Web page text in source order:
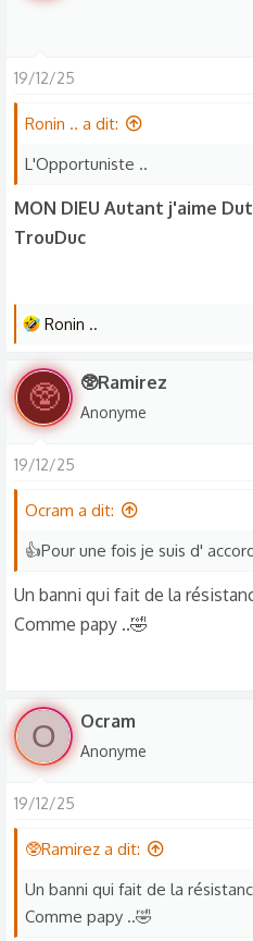
19/12/25
Ronin .. a dit:
L'Opportuniste ..
MON DIEU Autant j'aime
TrouDuc
L
s
r
é
c
o
s
:
Ronin ..
🥸 🥸Ramirez
Anonyme
19/12/25
Ocram a dit:
👍Pour une fois je suis d'
Un banni qui fait de la
Comme papy ..🤣
O Ocram
Anonyme
19/12/25
🥸Ramirez a dit:
Un banni qui fait de la
Comme papy ..🤣